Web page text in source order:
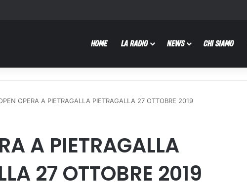
HOME LA RADIO NEWS CHI SIAMO
OPERA A PIETRAGALLA PIETRAGALLA 27 OTTOBRE 2019
A PIETRAGALLA
27 OTTOBRE 2019